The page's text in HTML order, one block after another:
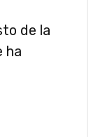
de la
ha